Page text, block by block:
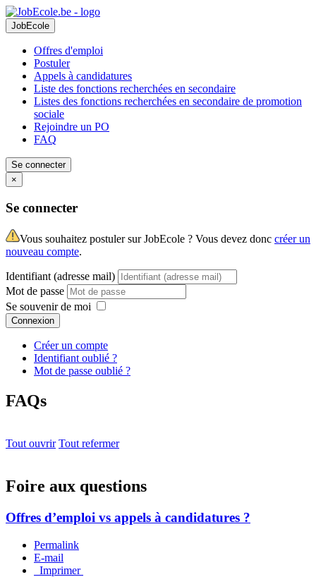
JobEcole
Offres d'emploi
Postuler
Appels à candidatures
Liste des fonctions recherchées en secondaire
Listes des fonctions recherchées en secondaire de promotion
sociale
Rejoindre un PO
FAQ
Se connecter
×
Se connecter
Vous souhaitez postuler sur JobEcole ? Vous devez donc créer un
nouveau compte.
Identifiant (adresse mail)
Mot de passe
Se souvenir de moi
Connexion
Créer un compte
Identifiant oublié ?
Mot de passe oublié ?
FAQs
Tout ouvrir Tout refermer
Foire aux questions
Offres d’emploi vs appels à candidatures ?
Permalink
E-mail
Imprimer